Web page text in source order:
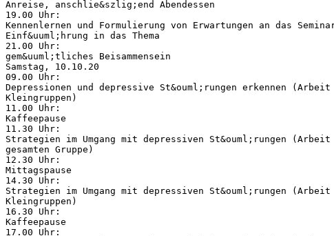
Anreise, anschlie&szlig;end Abendessen
19.00 Uhr:
Kennenlernen und Formulierung von Erwartungen an das
Einf&uuml;hrung in das Thema
21.00 Uhr:
gem&uuml;tliches Beisammensein
Samstag, 10.10.20
09.00 Uhr:
Depressionen und depressive St&ouml;rungen erkennen
Kleingruppen)
11.00 Uhr:
Kaffeepause
11.30 Uhr:
Strategien im Umgang mit depressiven St&ouml;rungen
gesamten Gruppe)
12.30 Uhr:
Mittagspause
14.30 Uhr:
Strategien im Umgang mit depressiven St&ouml;rungen
Kleingruppen)
16.30 Uhr:
Kaffeepause
17.00 Uhr: